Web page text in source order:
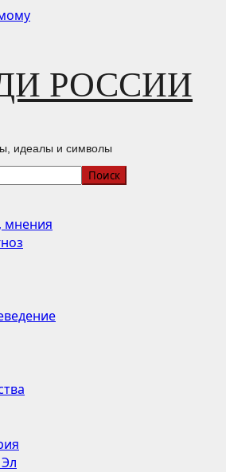
РОССИИ
идеалы и символы
мнения